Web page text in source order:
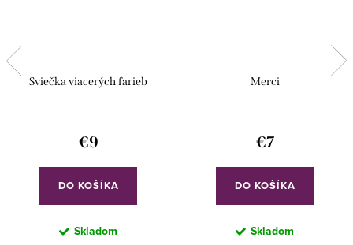
Sviečka viacerých farieb
€9
DO KOŠÍKA
Skladom
Merci
€7
DO KOŠÍKA
Skladom